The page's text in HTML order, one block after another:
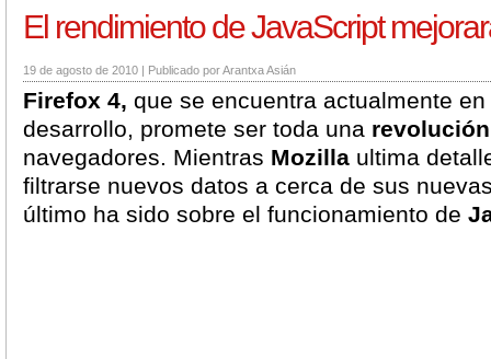
El rendimiento de JavaScript
19 de agosto de 2010 | Publicado porArantxa Asián
Firefox 4, que se encuentra actualmente
desarrollo, promete ser toda una revolución
navegadores. Mientras Mozilla ultima
filtrarse nuevos datos a cerca de sus
último ha sido sobre el funcionamiento de